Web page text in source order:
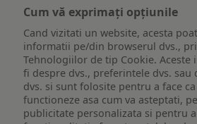
Cum vă exprimați opțiunile
Cand vizitati un website, acesta
informatii pe/din browserul dvs.,
Tehnologiilor de tip Cookie. Aceste
fi despre dvs., preferintele dvs. sau
dvs. si sunt folosite pentru a face
functioneze asa cum va asteptati,
publicitate personalizata si pentru